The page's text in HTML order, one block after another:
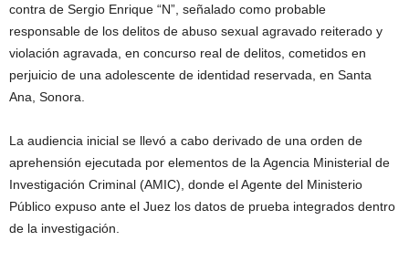
contra de Sergio Enrique “N”, señalado como probable
responsable de los delitos de abuso sexual agravado reiterado y
violación agravada, en concurso real de delitos, cometidos en
perjuicio de una adolescente de identidad reservada, en Santa
Ana, Sonora.
La audiencia inicial se llevó a cabo derivado de una orden de
aprehensión ejecutada por elementos de la Agencia Ministerial de
Investigación Criminal (AMIC), donde el Agente del Ministerio
Público expuso ante el Juez los datos de prueba integrados dentro
de la investigación.